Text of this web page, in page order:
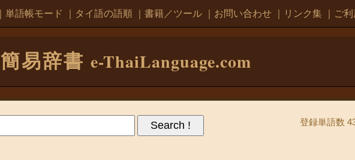
単語帳モード タイ語の語順 書籍／ツール お問い合わせ リンク集 ご
易辞書 e-ThaiLanguage.com
登録単語数